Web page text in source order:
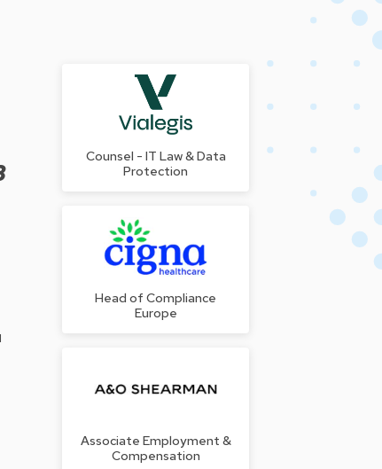
Counsel - IT Law & Data
Protection
Head of Compliance
Europe
Associate Employment &
Compensation